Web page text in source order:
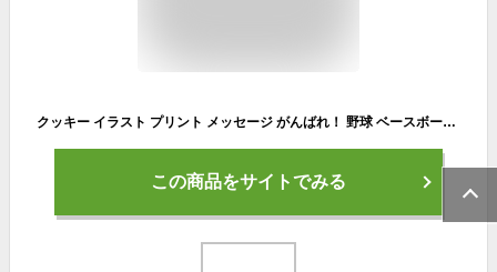
クッキー イラスト プリント メッセージ がんばれ！ 野球 ベースボール プチギフト 洋菓子 お菓子 内祝い 通販 人気 贈り物 おすすめ 有名 フォチェッタ
この商品をサイトでみる